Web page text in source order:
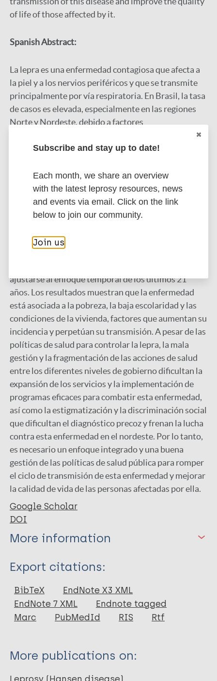
of life of those affected by it.
Spanish Abstract:
La lepra es una enfermedad contagiosa que afecta a
la piel y a los nervios periféricos y que se transmite
principalmente por vía respiratoria. En Brasil, la tasa
de casos es elevada, especialmente en las regiones
Norte y Nordeste, debido a factores
socioeconómicos y al difícil acceso al tratamiento en
estas zonas. Con el objetivo de investigar las
las políticas públicas relacionadas con la lepra en el
nordeste de Brasil, este artículo presenta una
revisión bibliográfica de la literatura, para lo que
utiliza como fuente de investigación artículos de
seleccionaron diez artículos que cumplían los
ajustarse al enfoque temporal de los últimos 21
años. Los resultados muestran que la enfermedad
está asociada a la pobreza, la baja escolaridad y las
condiciones de la vivienda, factores que aumentan su
incidencia y perpetúan su transmisión. A pesar de las
políticas de salud para controlar la lepra, la mala
gestión y la fragmentación de las acciones de salud
entre los diferentes niveles de gobierno dificultan la
expansión de los servicios y la implementación de
programas eficaces para combatir esta enfermedad,
así como la estigmatización y la discriminación social
que dificultan el diagnóstico precoz y frenan la lucha
contra esta enfermedad en el nordeste. Por lo tanto,
es necesario un enfoque integrado y una buena
gestión de las políticas de salud pública para romper
el ciclo de transmisión de esta enfermedad y mejorar
la calidad de vida de las personas afectadas por ella.
Google Scholar
DOI
More information
Type
Journal Article
Author
Concatto Pretto M
Moratelli Calomeno M
Aracy Dallabrida K
Export citations:
BibTeX
EndNote X3 XML
EndNote 7 XML
Endnote tagged
Marc
PubMedId RIS Rtf
More publications on:
Subscribe and stay up to date!
Each month, we share an overview
with the latest leprosy resources, news
and events via email. Click on the link
below to join our community.
Join us